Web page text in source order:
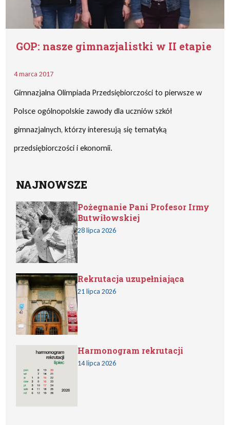
GOP: nasze gimnazjalistki w II etapie
4 marca 2017
Gimnazjalna Olimpiada Przedsiębiorczości to pierwsze w
Polsce ogólnopolskie zawody dla uczniów szkół
gimnazjalnych, którzy interesują się tematyką
przedsiębiorczości i ekonomii.
NAJNOWSZE
Pożegnanie Pani Profesor Irmy
Butwiłowskiej
28 lipca 2026
Rekrutacja uzupełniająca
21 lipca 2026
Harmonogram rekrutacji
14 lipca 2026